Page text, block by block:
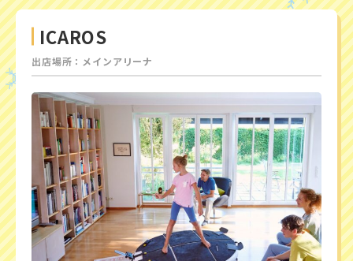
ICAROS
出店場所：メインアリーナ